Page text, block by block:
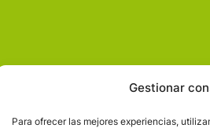
Gestionar
Para ofrecer las mejores experiencias,